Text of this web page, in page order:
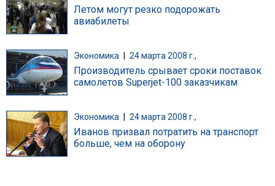
Летом могут резко подорожать
авиабилеты
Экономика 24 марта 2008 г.,
Производитель срывает сроки поставок
самолетов Superjet-100 заказчикам
Экономика 24 марта 2008 г.,
Иванов призвал потратить на транспорт
больше, чем на оборону